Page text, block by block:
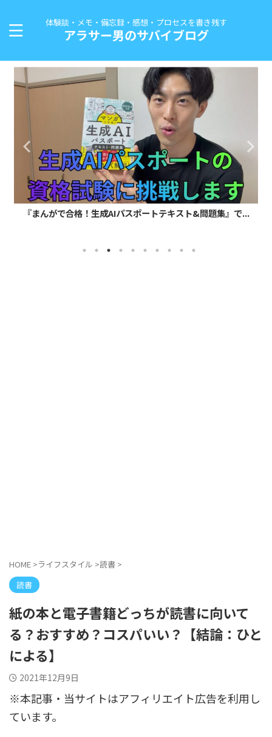
体験談・メモ・備忘録・感想・プロセスを書き残す
アラサー男のサバイブログ
『まんがで合格！生成AIパスポートテキスト&問題集』で...
HOME >ライフスタイル >読書 >
読書
紙の本と電子書籍どっちが読書に向いて
る？おすすめ？コスパいい？【結論：ひと
による】
2021年12月9日
※本記事・当サイトはアフィリエイト広告を利用し
ています。